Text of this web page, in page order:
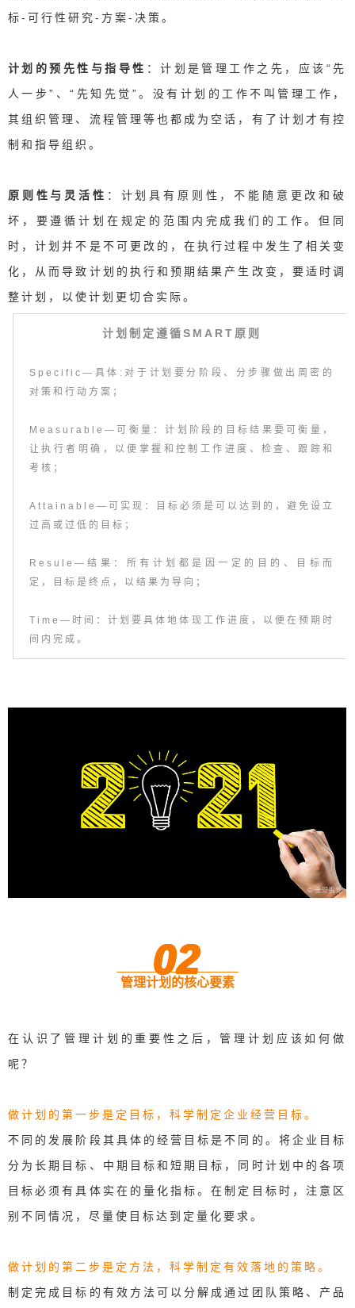
标-可行性研究-方案-决策。
计划的预先性与指导性 ：计划是管理工作之先，应该“先
人一步”、“先知先觉”。没有计划的工作不叫管理工作，
其组织管理、流程管理等也都成为空话，有了计划才有控
制和指导组织。
原则性与灵活性 ：计划具有原则性，不能随意更改和破
坏，要遵循计划在规定的范围内完成我们的工作。但同
时，计划并不是不可更改的，在执行过程中发生了相关变
化，从而导致计划的执行和预期结果产生改变，要适时调
整计划，以使计划更切合实际。
计划制定遵循SMART原则
Specific—具体:对于计划要分阶段、分步骤做出周密的
对策和行动方案；
Measurable—可衡量：计划阶段的目标结果要可衡量，
让执行者明确，以便掌握和控制工作进度、检查、跟踪和
考核；
Attainable—可实现：目标必须是可以达到的，避免设立
过高或过低的目标；
Resule—结果：所有计划都是因一定的目的、目标而
定，目标是终点，以结果为导向；
Time—时间：计划要具体地体现工作进度，以便在预期时
间内完成。
02
管理计划的核心要素
在认识了管理计划的重要性之后，管理计划应该如何做
呢？
做计划的第一步是定目标，科学制定企业经营目标。
不同的发展阶段其具体的经营目标是不同的。将企业目标
分为长期目标、中期目标和短期目标，同时计划中的各项
目标必须有具体实在的量化指标。在制定目标时，注意区
别不同情况，尽量使目标达到定量化要求。
做计划的第二步是定方法，科学制定有效落地的策略。
制定完成目标的有效方法可以分解成通过团队策略、产品